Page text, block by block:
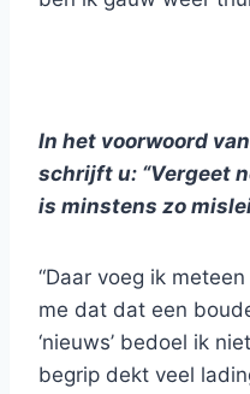
In het voorwoord
schrijft u: “Vergeet
is minstens zo
“Daar voeg ik
me dat dat een
‘nieuws’ bedoel ik
begrip dekt veel